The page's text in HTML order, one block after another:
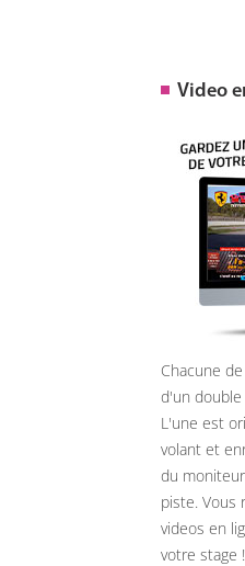
Video
Chacune
d'un
L'une est
volant et
du
piste. Vous
videos en
votre stage !